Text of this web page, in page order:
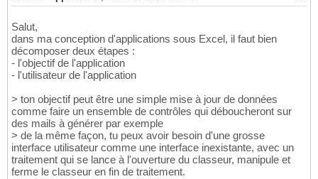
Salut,
dans ma conception d'applications sous Excel, il faut bien
décomposer deux étapes :
- l'objectif de l'application
- l'utilisateur de l'application
> ton objectif peut être une simple mise à jour de données
comme faire un ensemble de contrôles qui déboucheront sur
des mails à générer par exemple
> de la même façon, tu peux avoir besoin d'une grosse
interface utilisateur comme une interface inexistante, avec un
traitement qui se lance à l'ouverture du classeur, manipule et
ferme le classeur en fin de traitement.